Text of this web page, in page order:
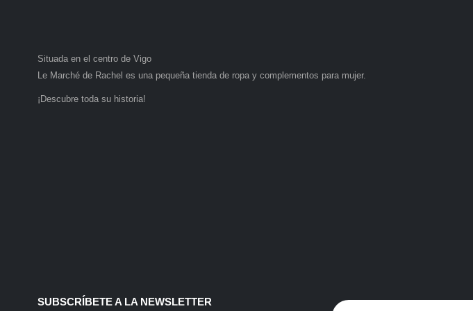
Situada en el centro de Vigo
Le Marché de Rachel es una pequeña tienda de ropa y complementos para mujer.
¡Descubre toda su historia!
SUBSCRÍBETE A LA NEWSLETTER